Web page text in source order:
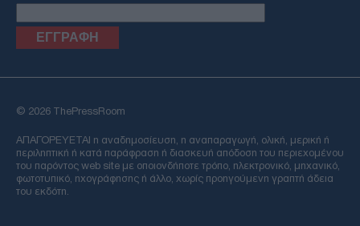
Email
© 2026 ThePressRoom
ΑΠΑΓΟΡΕΥΕΤΑΙ η αναδημοσίευση, η αναπαραγωγή, ολική, μερική ή
περιληπτική ή κατά παράφραση ή διασκευή απόδοση του περιεχομένου
του παρόντος web site με οποιονδήποτε τρόπο, ηλεκτρονικό, μηχανικό,
φωτοτυπικό, ηχογράφησης ή άλλο, χωρίς προηγούμενη γραπτή άδεια
του εκδότη.